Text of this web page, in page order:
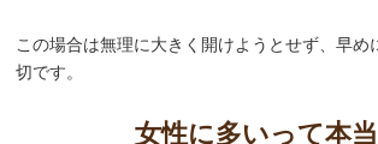
この場合は無理に大きく開けようとせず、早め
切です。
女性に多いって本当